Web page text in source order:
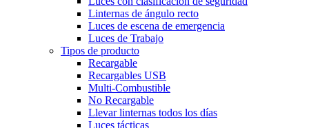
Linternas de ángulo recto
Luces de escena de emergencia
Luces de Trabajo
Tipos de producto
Recargable
Recargables USB
Multi-Combustible
No Recargable
Llevar linternas todos los días
Luces tácticas